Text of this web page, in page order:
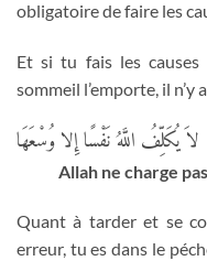
obligatoire de faire les
Et si tu fais les
sommeil l’emporte, il n’y
لاَ يُكَلِّفُ اللَّهُ نَفْسًا إِلا وُسْعَهَا
Allah ne charge
Quant à tarder et se
erreur, tu es dans le